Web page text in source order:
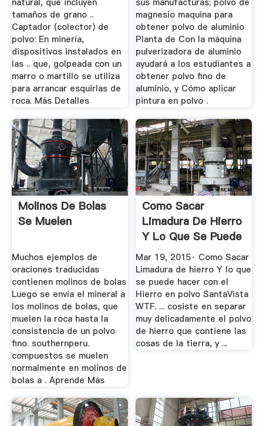
natural, que incluyen
tamaños de grano ..
Captador (colector) de
polvo: En minería,
dispositivos instalados en
las .. que, golpeada con un
marro o martillo se utiliza
para arrancar esquirlas de
roca. Más Detalles
sus manufacturas; polvo de
magnesio maquina para
obtener polvo de aluminio
Planta de Con la máquina
pulverizadora de aluminio
ayudará a los estudiantes a
obtener polvo fino de
aluminio, y Cómo aplicar
pintura en polvo .
Molinos De Bolas
Se Muelen
Muchos ejemplos de
oraciones traducidas
contienen molinos de bolas
Luego se envía el mineral a
los molinos de bolas, que
muelen la roca hasta la
consistencia de un polvo
fino. southernperu.
compuestos se muelen
normalmente en molinos de
bolas a . Aprende Más
Como Sacar
Limadura De Hierro
Y Lo Que Se Puede
Hacer Con ...
Mar 19, 2015· Como Sacar
Limadura de hierro Y lo que
se puede hacer con el
Hierro en polvo SantaVista
WTF. ... cosiste en separar
muy delicadamente el polvo
de hierro que contiene las
cosas de la tierra, y ...